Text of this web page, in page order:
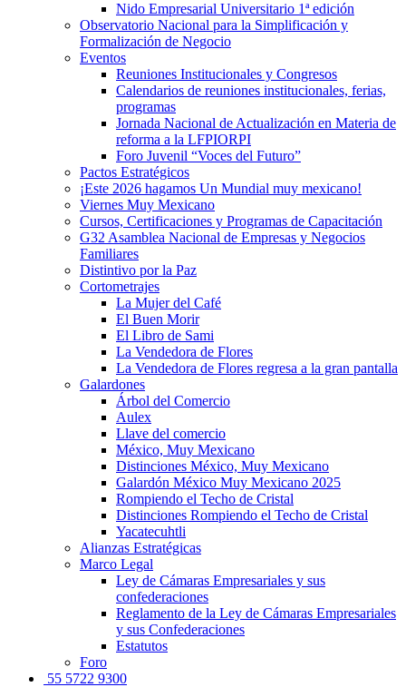
Nido Empresarial Universitario 1ª edición
Observatorio Nacional para la Simplificación y
Formalización de Negocio
Eventos
Reuniones Institucionales y Congresos
Calendarios de reuniones institucionales, ferias,
programas
Jornada Nacional de Actualización en Materia de
reforma a la LFPIORPI
Foro Juvenil “Voces del Futuro”
Pactos Estratégicos
¡Este 2026 hagamos Un Mundial muy mexicano!
Viernes Muy Mexicano
Cursos, Certificaciones y Programas de Capacitación
G32 Asamblea Nacional de Empresas y Negocios
Familiares
Distintivo por la Paz
Cortometrajes
La Mujer del Café
El Buen Morir
El Libro de Sami
La Vendedora de Flores
La Vendedora de Flores regresa a la gran pantalla
Galardones
Árbol del Comercio
Aulex
Llave del comercio
México, Muy Mexicano
Distinciones México, Muy Mexicano
Galardón México Muy Mexicano 2025
Rompiendo el Techo de Cristal
Distinciones Rompiendo el Techo de Cristal
Yacatecuhtli
Alianzas Estratégicas
Marco Legal
Ley de Cámaras Empresariales y sus
confederaciones
Reglamento de la Ley de Cámaras Empresariales
y sus Confederaciones
Estatutos
Foro
55 5722 9300